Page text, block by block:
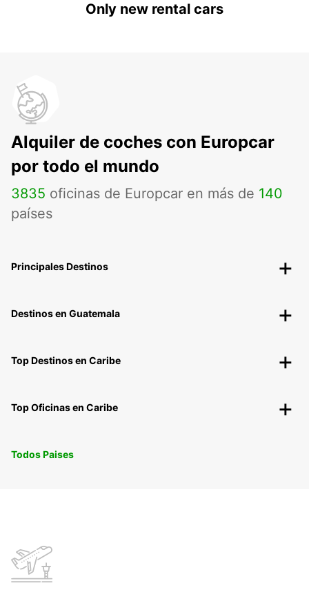
Only new rental cars
Alquiler de coches con Europcar
por todo el mundo
3835 oficinas de Europcar en más de 140
países
Principales Destinos
Destinos en Guatemala
Top Destinos en Caribe
Top Oficinas en Caribe
Todos Paises